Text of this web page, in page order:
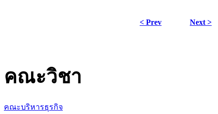
< Prev Next >
คณะวิชา
คณะบริหารธุรกิจ